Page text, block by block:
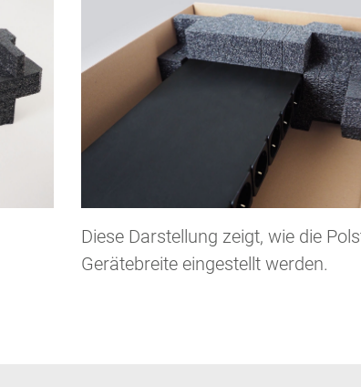
Diese Darstellung zeigt, wie die
Gerätebreite eingestellt werden.